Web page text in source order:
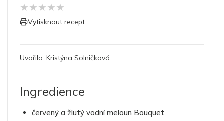
★★★★★
Vytisknout recept
Uvařila: Kristýna Solničková
Ingredience
červený a žlutý vodní meloun Bouquet